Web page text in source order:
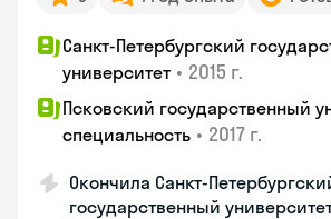
Санкт-Петербургский
университет • 2015 г.
Псковский государственный
специальность • 2017 г.
Окончила Санкт-
государственный